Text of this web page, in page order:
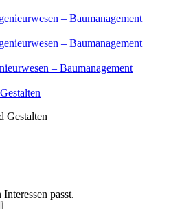
– Baumanagement
– Baumanagement
– Baumanagement
Gestalten
passt.